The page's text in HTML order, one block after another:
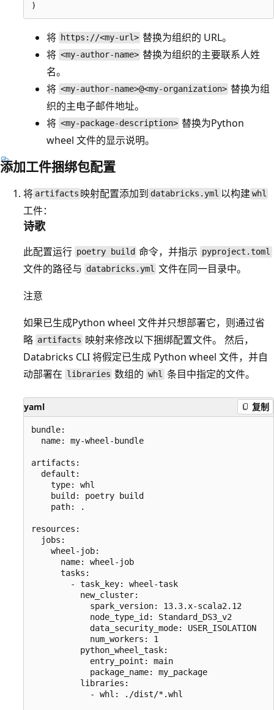
将 https://<my-url> 替换为组织的 URL。
将 <my-author-name> 替换为组织的主要联系人姓
名。
将 <my-author-name>@<my-organization> 替换为组
织的主电子邮件地址。
将 <my-package-description> 替换为Python
wheel 文件的显示说明。
添加工件捆绑包配置
将 artifacts 映射配置添加到 databricks.yml 以构建whl
工件：
诗歌
此配置运行 poetry build 命令，并指示 pyproject.toml
文件的路径与 databricks.yml 文件在同一目录中。
注意
如果已生成Python wheel 文件并只想部署它，则通过省
略 artifacts 映射来修改以下捆绑配置文件。 然后，
Databricks CLI 将假定已生成 Python wheel 文件，并自
动部署在 libraries 数组的whl 条目中指定的文件。
yaml 复制
bundle:
  name: my-wheel-bundle
artifacts:
  default:
    type: whl
    build: poetry build
    path: .
resources:
  jobs:
    wheel-job:
      name: wheel-job
      tasks:
        - task_key: wheel-task
          new_cluster:
            spark_version: 13.3.x-scala2.12
            node_type_id: Standard_DS3_v2
            data_security_mode: USER_ISOLATION
            num_workers: 1
          python_wheel_task:
            entry_point: main
            package_name: my_package
          libraries:
            - whl: ./dist/*.whl